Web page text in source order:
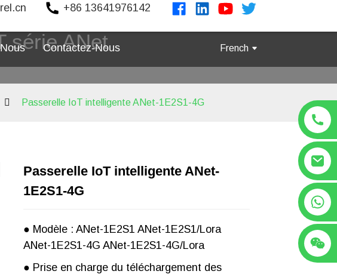
+86 13641976142
Contactez-Nous French
série ANet
Passerelle IoT intelligente ANet-1E2S1-4G
Passerelle IoT intelligente ANet-
1E2S1-4G
● Modèle : ANet-1E2S1 ANet-1E2S1/Lora
ANet-1E2S1-4G ANet-1E2S1-4G/Lora
● Prise en charge du téléchargement des